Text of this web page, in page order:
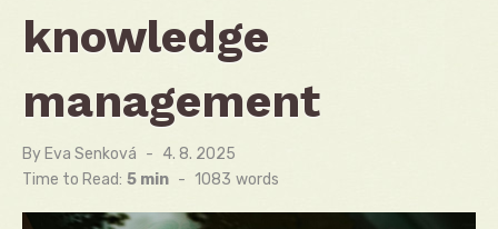
knowledge
management
By Eva Senková
Posted
on
4. 8. 2025
Time to Read: 5 min - 1083 words